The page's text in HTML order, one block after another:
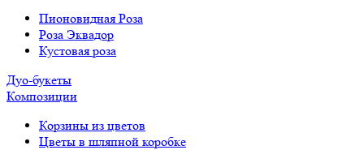
Пионовидная Роза
Роза Эквадор
Кустовая роза
Дуо-букеты
Композиции
Корзины из цветов
Цветы в шляпной коробке